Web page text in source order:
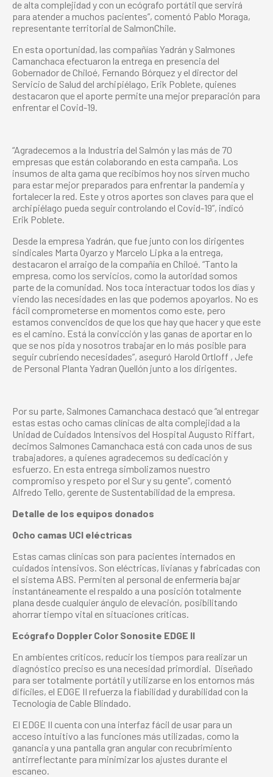
de alta complejidad y con un ecógrafo portátil que servirá
para atender a muchos pacientes”, comentó Pablo Moraga,
representante territorial de SalmonChile.
En esta oportunidad, las compañías Yadrán y Salmones
Camanchaca efectuaron la entrega en presencia del
Gobernador de Chiloé, Fernando Bórquez y el director del
Servicio de Salud del archipiélago, Erik Poblete, quienes
destacaron que el aporte permite una mejor preparación para
enfrentar el Covid-19.
“Agradecemos a la Industria del Salmón y las más de 70
empresas que están colaborando en esta campaña. Los
insumos de alta gama que recibimos hoy nos sirven mucho
para estar mejor preparados para enfrentar la pandemia y
fortalecer la red. Este y otros aportes son claves para que el
archipiélago pueda seguir controlando el Covid-19”, indicó
Erik Poblete.
Desde la empresa Yadrán, que fue junto con los dirigentes
sindicales Marta Oyarzo y Marcelo Lipka a la entrega,
destacaron el arraigo de la compañía en Chiloé. “Tanto la
empresa, como los servicios, como la autoridad somos
parte de la comunidad. Nos toca interactuar todos los días y
viendo las necesidades en las que podemos apoyarlos. No es
fácil comprometerse en momentos como este, pero
estamos convencidos de que los que hay que hacer y que este
es el camino. Está la convicción y las ganas de aportar en lo
que se nos pida y nosotros trabajar en lo más posible para
seguir cubriendo necesidades”, aseguró Harold Ortloff , Jefe
de Personal Planta Yadran Quellón junto a los dirigentes.
Por su parte, Salmones Camanchaca destacó que “al entregar
estas estas ocho camas clínicas de alta complejidad a la
Unidad de Cuidados Intensivos del Hospital Augusto Riffart,
decimos Salmones Camanchaca está con cada unos de sus
trabajadores, a quienes agradecemos su dedicación y
esfuerzo. En esta entrega simbolizamos nuestro
compromiso y respeto por el Sur y su gente”, comentó
Alfredo Tello, gerente de Sustentabilidad de la empresa.
Detalle de los equipos donados
Ocho camas UCI eléctricas
Estas camas clínicas son para pacientes internados en
cuidados intensivos. Son eléctricas, livianas y fabricadas con
el sistema ABS. Permiten al personal de enfermería bajar
instantáneamente el respaldo a una posición totalmente
plana desde cualquier ángulo de elevación, posibilitando
ahorrar tiempo vital en situaciones críticas.
Ecógrafo Doppler Color Sonosite EDGE II
En ambientes críticos, reducir los tiempos para realizar un
diagnóstico preciso es una necesidad primordial. Diseñado
para ser totalmente portátil y utilizarse en los entornos más
difíciles, el EDGE II refuerza la fiabilidad y durabilidad con la
Tecnología de Cable Blindado.
El EDGE II cuenta con una interfaz fácil de usar para un
acceso intuitivo a las funciones más utilizadas, como la
ganancia y una pantalla gran angular con recubrimiento
antirreflectante para minimizar los ajustes durante el
escaneo.